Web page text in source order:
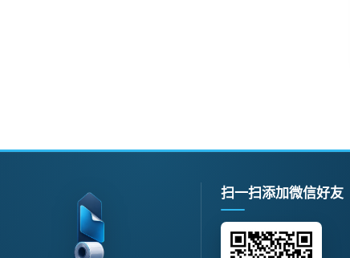
扫一扫添加微信好友